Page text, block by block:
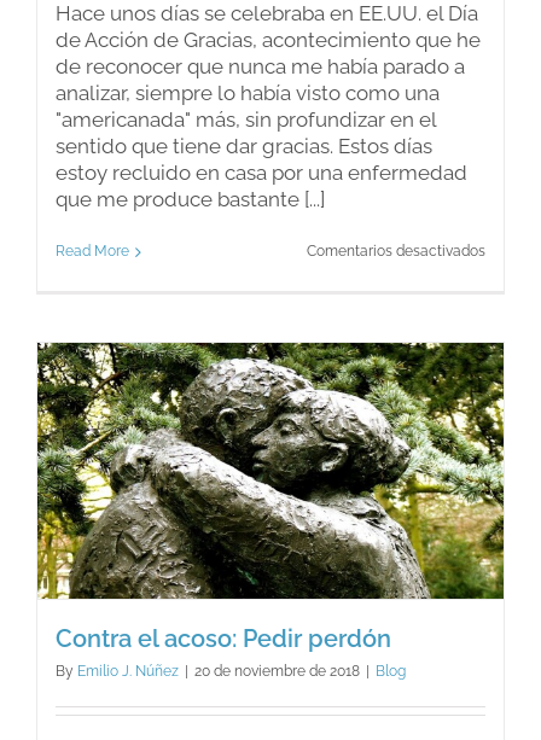
Hace unos días se celebraba en EE.UU. el Día
de Acción de Gracias, acontecimiento que he
de reconocer que nunca me había parado a
analizar, siempre lo había visto como una
"americanada" más, sin profundizar en el
sentido que tiene dar gracias. Estos días
estoy recluido en casa por una enfermedad
que me produce bastante [...]
Read More Comentarios desactivadosen
gracias
Contra el acoso: Pedir perdón
By Emilio J. Núñez 20 de noviembre de 2018 Blog